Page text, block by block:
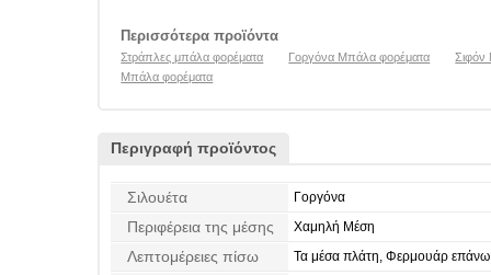
Περισσότερα προϊόντα
Στράπλες μπάλα φορέματα Γοργόνα Μπάλα φορέματα
Σιφόν
Μπάλα φορέματα
Περιγραφή προϊόντος
Σιλουέτα Γοργόνα
Περιφέρεια της μέσης Χαμηλή Μέση
Λεπτομέρειες πίσω Τα μέσα πλάτη, Φερμουάρ επάνω